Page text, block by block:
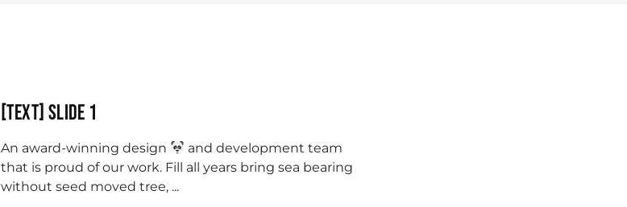
[Text] Slide 1
An award-winning design
and development team
that is proud of our work. Fill all years bring sea bearing
without seed moved tree, ...